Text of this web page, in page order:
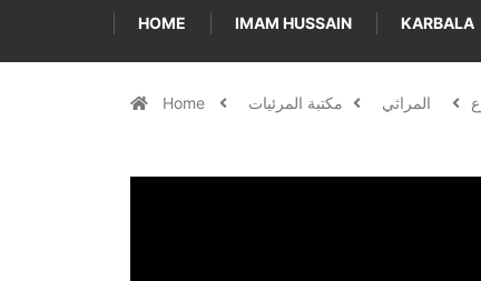
HOME IMAM HUSSAIN KARBALA
Home مكتبة المرئيات المراثي